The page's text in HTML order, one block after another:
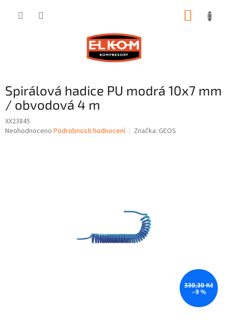
Spirálová hadice PU modrá 10x7 mm
/ obvodová 4 m
XX23845
Průměrné
Neohodnoceno Podrobnosti hodnocení Značka: GEOS
330,30 Kč
–9 %